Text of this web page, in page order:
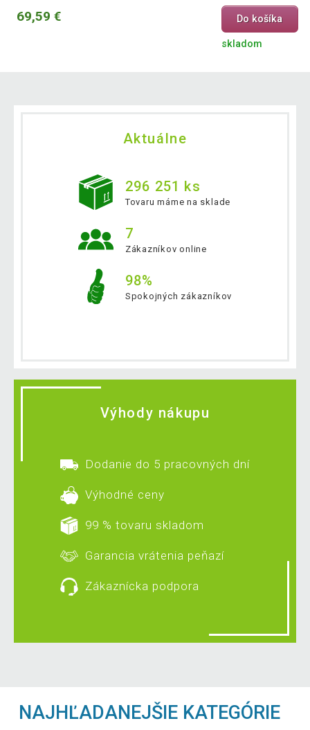
69,59 € Do košíka
skladom
Aktuálne
296 251 ks
Tovaru máme na sklade
7
Zákazníkov online
98%
Spokojných zákazníkov
Výhody nákupu
Dodanie do 5 pracovných dní
Výhodné ceny
99 % tovaru skladom
Garancia vrátenia peňazí
Zákaznícka podpora
NAJHĽADANEJŠIE KATEGÓRIE